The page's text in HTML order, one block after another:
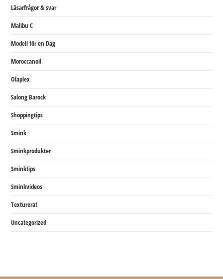
Läsarfrågor & svar
Malibu C
Modell för en Dag
Moroccanoil
Olaplex
Salong Barock
Shoppingtips
Smink
Sminkprodukter
Sminktips
Sminkvideos
Texturerat
Uncategorized